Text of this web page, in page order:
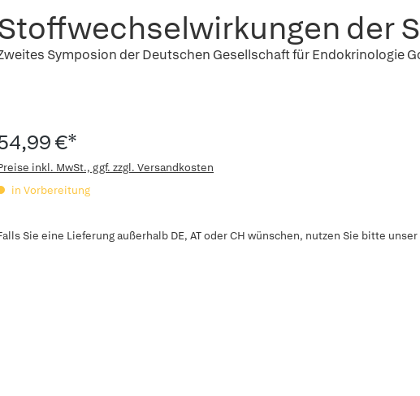
der
Symposion der Deutschen Gesellschaft für Endokrinologie
€*
inkl. MwSt., ggf. zzgl. Versandkosten
in Vorbereitung
Sie eine Lieferung außerhalb DE, AT oder CH wünschen, nutzen Sie bitte unser